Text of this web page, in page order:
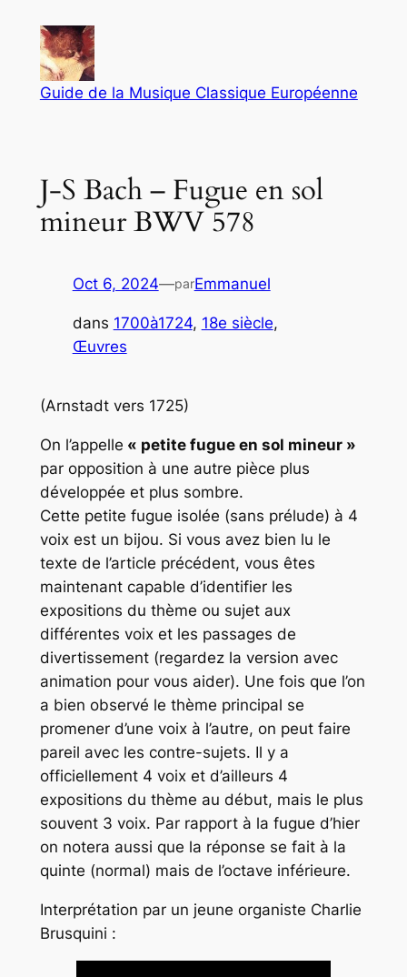
contenu
Guide de la Musique Classique Européenne
J-S Bach – Fugue en sol
mineur BWV 578
Oct 6, 2024—parEmmanuel
dans 1700à1724, 18e siècle
Œuvres
(Arnstadt vers 1725)
On l’appelle « petite fugue en sol mineur »
par opposition à une autre pièce plus
développée et plus sombre.
Cette petite fugue isolée (sans prélude) à 4
voix est un bijou. Si vous avez bien lu le
texte de l’article précédent, vous êtes
maintenant capable d’identifier les
expositions du thème ou sujet aux
différentes voix et les passages de
divertissement (regardez la version avec
animation pour vous aider). Une fois que l’on
a bien observé le thème principal se
promener d’une voix à l’autre, on peut faire
pareil avec les contre-sujets. Il y a
officiellement 4 voix et d’ailleurs 4
expositions du thème au début, mais le plus
souvent 3 voix. Par rapport à la fugue d’hier
on notera aussi que la réponse se fait à la
quinte (normal) mais de l’octave inférieure.
Interprétation par un jeune organiste Charlie
Brusquini :